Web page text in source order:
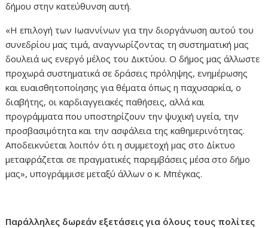
δήμου στην κατεύθυνση αυτή.
«Η επιλογή των Ιωαννίνων για την διοργάνωση αυτού του
συνεδρίου μας τιμά, αναγνωρίζοντας τη συστηματική μας
δουλειά ως ενεργό μέλος του Δικτύου. Ο δήμος μας άλλωστε
προχωρά συστηματικά σε δράσεις πρόληψης, ενημέρωσης
και ευαισθητοποίησης για θέματα όπως η παχυσαρκία, ο
διαβήτης, οι καρδιαγγειακές παθήσεις, αλλά και
προγράμματα που υποστηρίζουν την ψυχική υγεία, την
προσβασιμότητα και την ασφάλεια της καθημερινότητας.
Αποδεικνύεται λοιπόν ότι η συμμετοχή μας στο Δίκτυο
μεταφράζεται σε πραγματικές παρεμβάσεις μέσα στο δήμο
μας», υπογράμμισε μεταξύ άλλων ο κ. Μπέγκας.
Παράλληλες δωρεάν εξετάσεις για όλους τους πολίτες